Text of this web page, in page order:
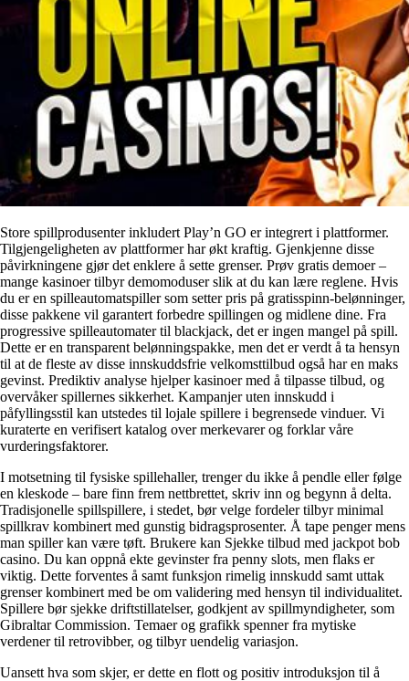
Store spillprodusenter inkludert Play’n GO er integrert i plattformer.
Tilgjengeligheten av plattformer har økt kraftig. Gjenkjenne disse
påvirkningene gjør det enklere å sette grenser. Prøv gratis demoer –
mange kasinoer tilbyr demomoduser slik at du kan lære reglene. Hvis
du er en spilleautomatspiller som setter pris på gratisspinn-belønninger,
disse pakkene vil garantert forbedre spillingen og midlene dine. Fra
progressive spilleautomater til blackjack, det er ingen mangel på spill.
Dette er en transparent belønningspakke, men det er verdt å ta hensyn
til at de fleste av disse innskuddsfrie velkomsttilbud også har en maks
gevinst. Prediktiv analyse hjelper kasinoer med å tilpasse tilbud, og
overvåker spillernes sikkerhet. Kampanjer uten innskudd i
påfyllingsstil kan utstedes til lojale spillere i begrensede vinduer. Vi
kuraterte en verifisert katalog over merkevarer og forklar våre
vurderingsfaktorer.
I motsetning til fysiske spillehaller, trenger du ikke å pendle eller følge
en kleskode – bare finn frem nettbrettet, skriv inn og begynn å delta.
Tradisjonelle spillspillere, i stedet, bør velge fordeler tilbyr minimal
spillkrav kombinert med gunstig bidragsprosenter. Å tape penger mens
man spiller kan være tøft. Brukere kan Sjekke tilbud med jackpot bob
casino. Du kan oppnå ekte gevinster fra penny slots, men flaks er
viktig. Dette forventes å samt funksjon rimelig innskudd samt uttak
grenser kombinert med be om validering med hensyn til individualitet.
Spillere bør sjekke driftstillatelser, godkjent av spillmyndigheter, som
Gibraltar Commission. Temaer og grafikk spenner fra mytiske
verdener til retrovibber, og tilbyr uendelig variasjon.
Uansett hva som skjer, er dette en flott og positiv introduksjon til å